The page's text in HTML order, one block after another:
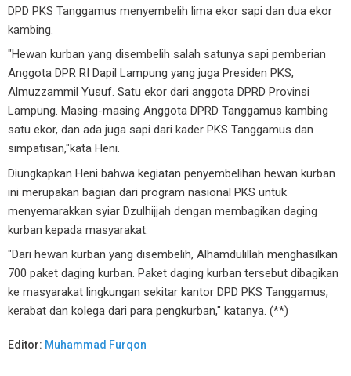
DPD PKS Tanggamus menyembelih lima ekor sapi dan dua ekor
kambing.
"Hewan kurban yang disembelih salah satunya sapi pemberian
Anggota DPR RI Dapil Lampung yang juga Presiden PKS,
Almuzzammil Yusuf. Satu ekor dari anggota DPRD Provinsi
Lampung. Masing-masing Anggota DPRD Tanggamus kambing
satu ekor, dan ada juga sapi dari kader PKS Tanggamus dan
simpatisan,"kata Heni.
Diungkapkan Heni bahwa kegiatan penyembelihan hewan kurban
ini merupakan bagian dari program nasional PKS untuk
menyemarakkan syiar Dzulhijjah dengan membagikan daging
kurban kepada masyarakat.
"Dari hewan kurban yang disembelih, Alhamdulillah menghasilkan
700 paket daging kurban. Paket daging kurban tersebut dibagikan
ke masyarakat lingkungan sekitar kantor DPD PKS Tanggamus,
kerabat dan kolega dari para pengkurban," katanya. (**)
Editor: Muhammad Furqon